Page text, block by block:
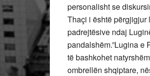
personalisht se
Thaçi i është përgjigjur
padrejtësive ndaj
pandalshëm.”Lugina e
të bashkohet
ombrellën shqiptare,